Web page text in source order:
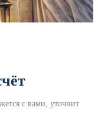
с вами, уточнит